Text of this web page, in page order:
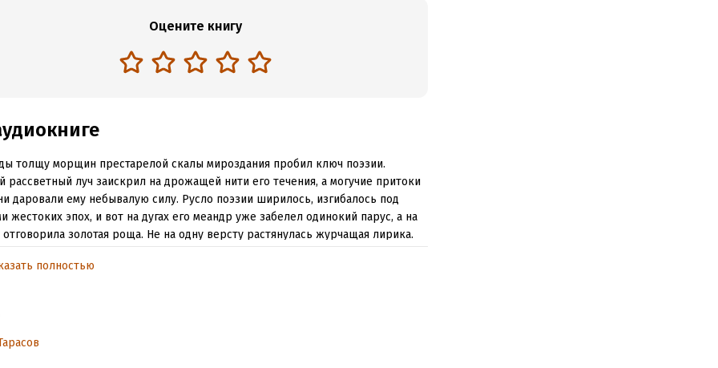
Оцените книгу
толщу морщин престарелой скалы мироздания пробил ключ поэзии.
рассветный луч заискрил на дрожащей нити его течения, а могучие притоки
даровали ему небывалую силу. Русло поэзии ширилось, изгибалось под
жестоких эпох, и вот на дугах его меандр уже забелел одинокий парус, а на
отговорила золотая роща. Не на одну версту растянулась журчащая лирика.
и эрудированность, слитые с сочувствием и искренностью, позволят
сопровождение: Антон Тарасов.
информация
полностью